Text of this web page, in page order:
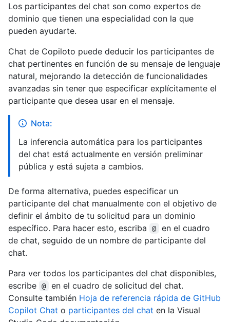
Los participantes del chat son como expertos de
dominio que tienen una especialidad con la que
pueden ayudarte.
Chat de Copiloto puede deducir los participantes de
chat pertinentes en función de su mensaje de lenguaje
natural, mejorando la detección de funcionalidades
avanzadas sin tener que especificar explícitamente el
participante que desea usar en el mensaje.
Nota:
La inferencia automática para los participantes
del chat está actualmente en versión preliminar
pública y está sujeta a cambios.
De forma alternativa, puedes especificar un
participante del chat manualmente con el objetivo de
definir el ámbito de tu solicitud para un dominio
específico. Para hacer esto, escriba
@
en el cuadro
de chat, seguido de un nombre de participante del
chat.
Para ver todos los participantes del chat disponibles,
escribe
@
en el cuadro de solicitud del chat.
Consulte también Hoja de referencia rápida de GitHub
Copilot Chat o participantes del chat en la Visual